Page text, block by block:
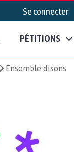
Se connecter
PÉTITIONS
Ensemble disons